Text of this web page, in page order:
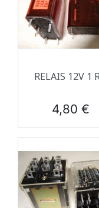
RELAIS 12V 1
Prix
4,80 €